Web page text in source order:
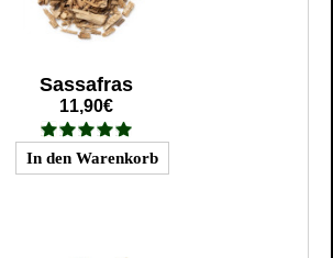
Sassafras
11,90€